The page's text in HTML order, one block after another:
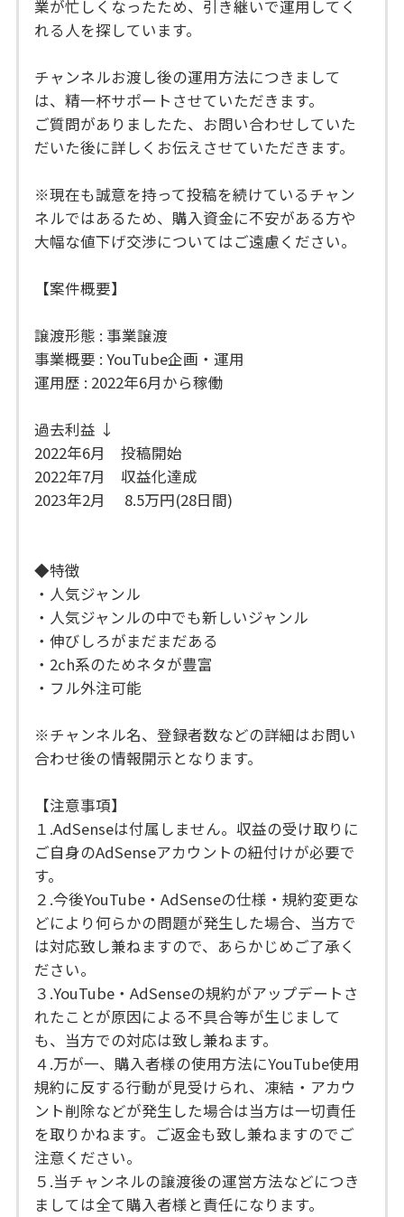
業が忙しくなったため、引き継いで運用してく
れる人を探しています。
チャンネルお渡し後の運用方法につきまして
は、精一杯サポートさせていただきます。
ご質問がありましたた、お問い合わせしていた
だいた後に詳しくお伝えさせていただきます。
※現在も誠意を持って投稿を続けているチャン
ネルではあるため、購入資金に不安がある方や
大幅な値下げ交渉についてはご遠慮ください。
【案件概要】
譲渡形態 : 事業譲渡
事業概要 : YouTube企画・運用
運用歴 : 2022年6月から稼働
過去利益 ↓
2022年6月 投稿開始
2022年7月 収益化達成
2023年2月 8.5万円(28日間)
◆特徴
・人気ジャンル
・人気ジャンルの中でも新しいジャンル
・伸びしろがまだまだある
・2ch系のためネタが豊富
・フル外注可能
※チャンネル名、登録者数などの詳細はお問い
合わせ後の情報開示となります。
【注意事項】
１.AdSenseは付属しません。収益の受け取りに
ご自身のAdSenseアカウントの紐付けが必要で
す。
２.今後YouTube・AdSenseの仕様・規約変更な
どにより何らかの問題が発生した場合、当方で
は対応致し兼ねますので、あらかじめご了承く
ださい。
３.YouTube・AdSenseの規約がアップデートさ
れたことが原因による不具合等が生じまして
も、当方での対応は致し兼ねます。
４.万が一、購入者様の使用方法にYouTube使用
規約に反する行動が見受けられ、凍結・アカウ
ント削除などが発生した場合は当方は一切責任
を取りかねます。ご返金も致し兼ねますのでご
注意ください。
５.当チャンネルの譲渡後の運営方法などにつき
ましては全て購入者様と責任になります。